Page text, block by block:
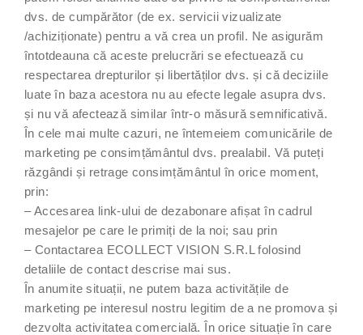
dvs. de cumpărător (de ex. servicii vizualizate
/achiziționate) pentru a vă crea un profil. Ne asigurăm
întotdeauna că aceste prelucrări se efectuează cu
respectarea drepturilor și libertăților dvs. și că deciziile
luate în baza acestora nu au efecte legale asupra dvs.
și nu vă afectează similar într-o măsură semnificativă.
În cele mai multe cazuri, ne întemeiem comunicările de
marketing pe consimțământul dvs. prealabil. Vă puteți
răzgândi și retrage consimțământul în orice moment,
prin:
– Accesarea link-ului de dezabonare afișat în cadrul
mesajelor pe care le primiți de la noi; sau prin
– Contactarea ECOLLECT VISION S.R.L folosind
detaliile de contact descrise mai sus.
În anumite situații, ne putem baza activitățile de
marketing pe interesul nostru legitim de a ne promova și
dezvolta activitatea comercială. În orice situație în care